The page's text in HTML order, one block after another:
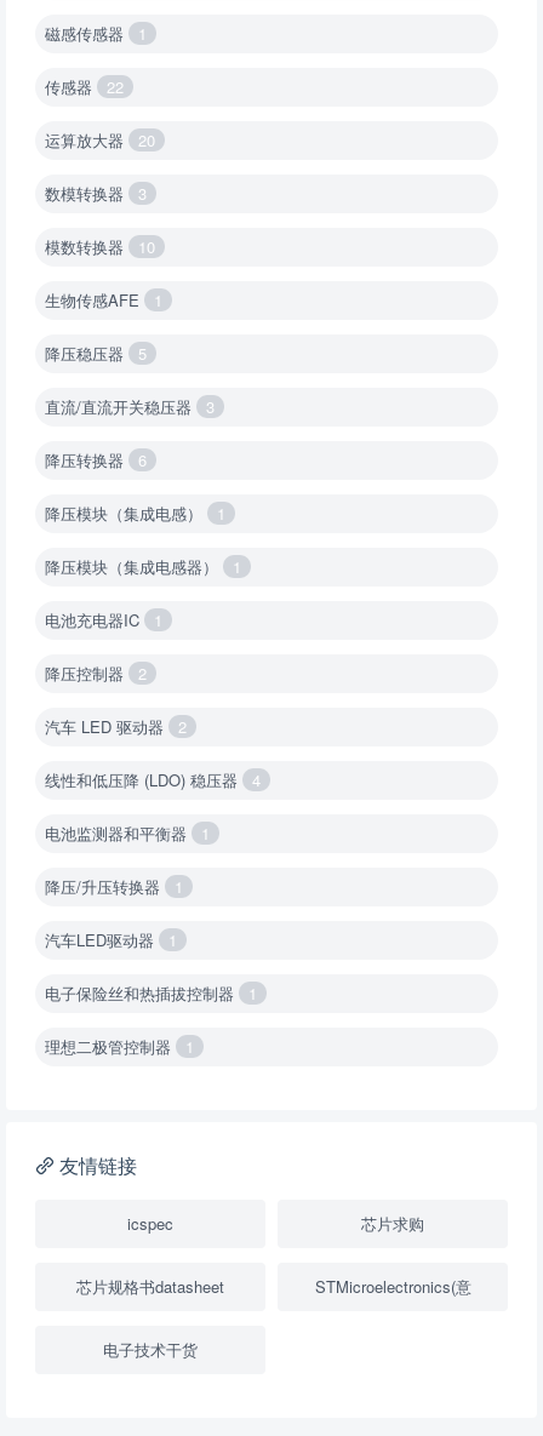
磁感传感器 1
传感器 22
运算放大器 20
数模转换器 3
模数转换器 10
生物传感AFE 1
降压稳压器 5
直流/直流开关稳压器 3
降压转换器 6
降压模块（集成电感） 1
降压模块（集成电感器） 1
电池充电器IC 1
降压控制器 2
汽车 LED 驱动器 2
线性和低压降 (LDO) 稳压器 4
电池监测器和平衡器 1
降压/升压转换器 1
汽车LED驱动器 1
电子保险丝和热插拔控制器 1
理想二极管控制器 1
降压转换器（继承开关）
USB隔离器 1
友情链接
icspec 芯片求购
芯片规格书datasheet STMicroelectronics(意
电子技术干货